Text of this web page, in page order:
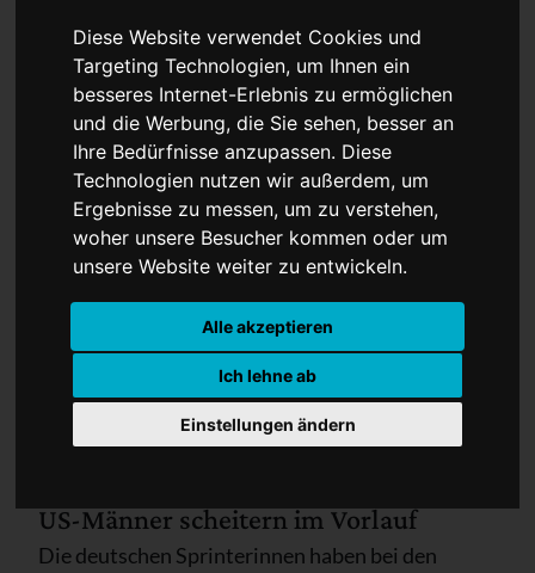
Diese Website verwendet Cookies und
Targeting Technologien, um Ihnen ein
besseres Internet-Erlebnis zu ermöglichen
und die Werbung, die Sie sehen, besser an
Ihre Bedürfnisse anzupassen. Diese
Technologien nutzen wir außerdem, um
Ergebnisse zu messen, um zu verstehen,
woher unsere Besucher kommen oder um
unsere Website weiter zu entwickeln.
Alle akzeptieren
Ich lehne ab
Einstellungen ändern
Olympia - Sprinten
US-Männer scheitern im Vorlauf
Die deutschen Sprinterinnen haben bei den